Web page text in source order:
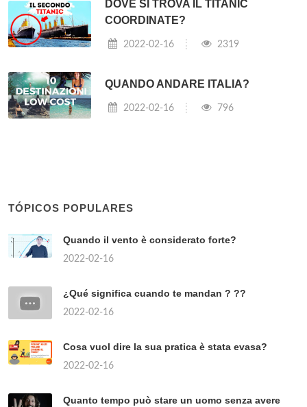
DOVE SI TROVA IL TITANIC
COORDINATE?
2022-02-16 2319
QUANDO ANDARE ITALIA?
2022-02-16 796
TÓPICOS POPULARES
Quando il vento è considerato forte?
2022-02-16
¿Qué significa cuando te mandan ? ??
2022-02-16
Cosa vuol dire la sua pratica è stata evasa?
2022-02-16
Quanto tempo può stare un uomo senza avere